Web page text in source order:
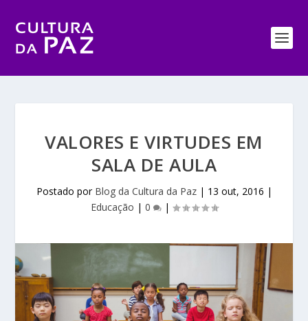
VALORES E VIRTUDES EM
SALA DE AULA
Postado por Blog da Cultura da Paz| 13 out, 2016 |
Educação | 0 |